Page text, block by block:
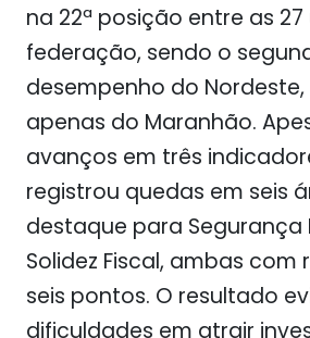
na 22ª posição entre as
federação, sendo o
desempenho do
apenas do Maranhão.
avanços em três
registrou quedas em seis
destaque para Segurança
Solidez Fiscal, ambas
seis pontos. O resultado
dificuldades em atrair